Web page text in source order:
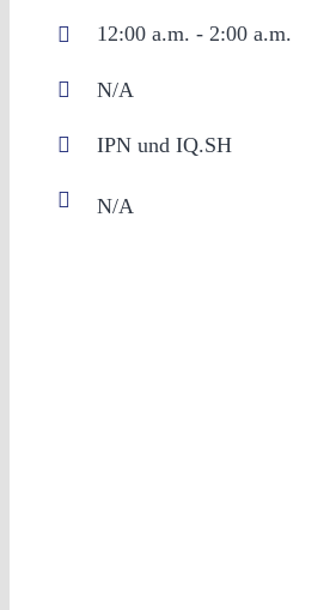
12:00 a.m. - 2:00 a.m.
N/A
IPN und IQ.SH